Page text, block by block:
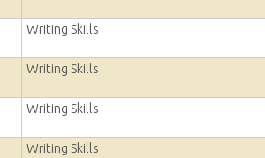
Writing Skills
Writing Skills
Writing Skills
Writing Skills